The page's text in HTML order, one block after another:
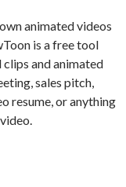
animated videos
is a free tool
and animated
sales pitch,
resume, or anything